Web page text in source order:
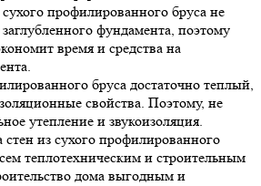
профилированного бруса не
заглубленного фундамента, поэтому
время и средства на
бруса достаточно теплый,
свойства. Поэтому, не
утепление и звукоизоляция.
из сухого профилированного
теплотехническим и строительным
дома выгодным и